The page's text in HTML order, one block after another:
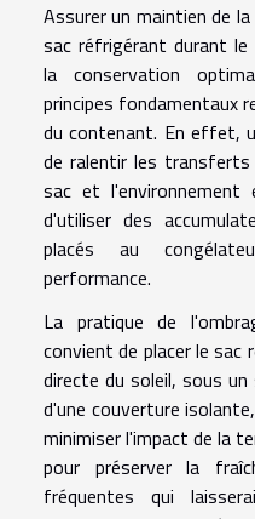
Assurer un maintien de
sac réfrigérant durant
la conservation
principes fondamentaux
du contenant. En effet,
de ralentir les transferts
sac et l'environnement
d'utiliser des
placés au
performance.
La pratique de
convient de placer le sac
directe du soleil, sous
d'une couverture
minimiser l'impact de la
pour préserver la
fréquentes qui